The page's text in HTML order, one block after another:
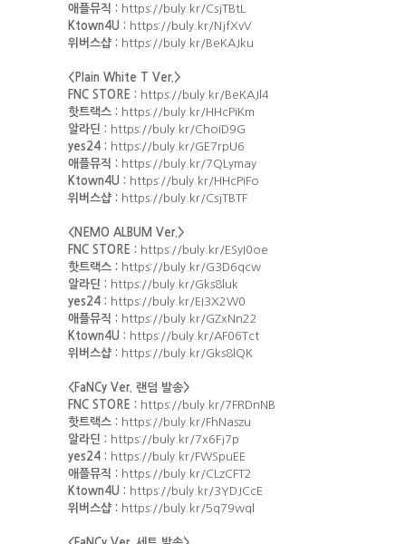
애플뮤직 : https://buly.kr/CsjTBtL
Ktown4U : https://buly.kr/NjfXvV
위버스샵 : https://buly.kr/BeKAJku
<Plain White T Ver.>
FNC STORE : https://buly.kr/BeKAJl4
핫트랙스 : https://buly.kr/HHcPiKm
알라딘 : https://buly.kr/ChoiD9G
yes24 : https://buly.kr/GE7rpU6
애플뮤직 : https://buly.kr/7QLymay
Ktown4U : https://buly.kr/HHcPiFo
위버스샵 : https://buly.kr/CsjTBTF
<NEMO ALBUM Ver.>
FNC STORE : https://buly.kr/ESyI0oe
핫트랙스 : https://buly.kr/G3D6qcw
알라딘 : https://buly.kr/Gks8luk
yes24 : https://buly.kr/EI3X2W0
애플뮤직 : https://buly.kr/GZxNn22
Ktown4U : https://buly.kr/AF06Tct
위버스샵 : https://buly.kr/Gks8lQK
<FaNCy Ver. 랜덤 발송>
FNC STORE : https://buly.kr/7FRDnNB
핫트랙스 : https://buly.kr/FhNaszu
알라딘 : https://buly.kr/7x6Fj7p
yes24 : https://buly.kr/FWSpuEE
애플뮤직 : https://buly.kr/CLzCFT2
Ktown4U : https://buly.kr/3YDJCcE
위버스샵 : https://buly.kr/5q79wql